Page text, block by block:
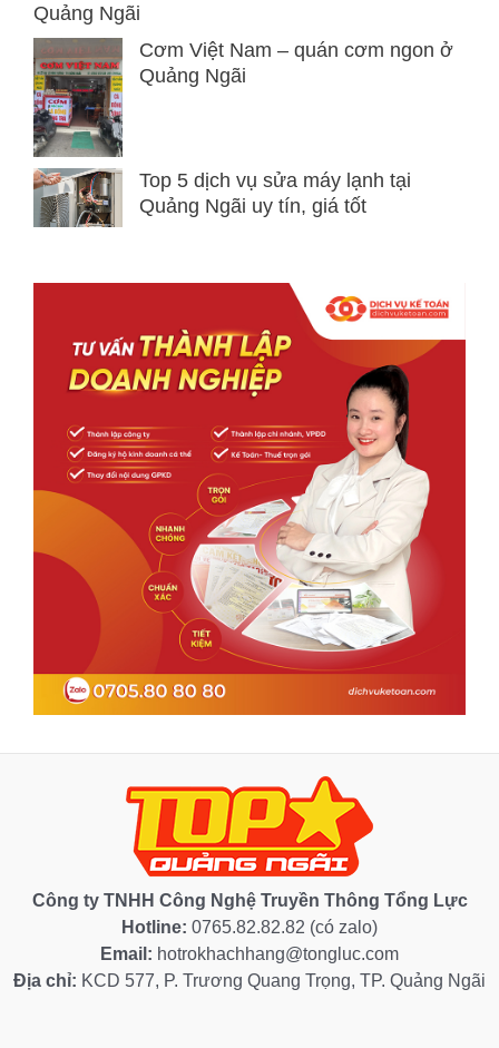
Quảng Ngãi
Cơm Việt Nam – quán cơm ngon ở
Quảng Ngãi
Top 5 dịch vụ sửa máy lạnh tại
Quảng Ngãi uy tín, giá tốt
Công ty TNHH Công Nghệ Truyền Thông Tổng Lực
Hotline: 0765.82.82.82 (có zalo)
Email: hotrokhachhang@tongluc.com
Địa chỉ: KCD 577, P. Trương Quang Trọng, TP. Quảng Ngãi